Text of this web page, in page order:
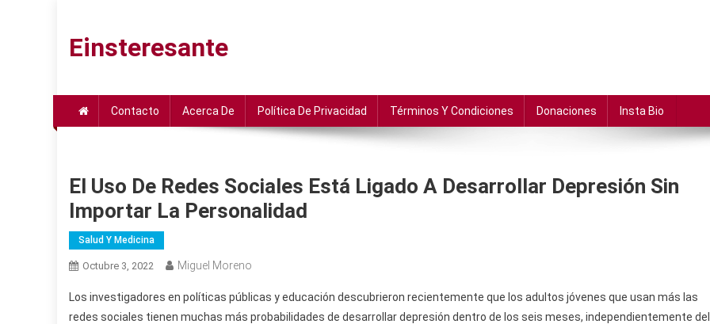
contenido
Einsteresante
Contacto Acerca De Política De Privacidad Términos Y Condiciones Donaciones Insta Bio
El Uso De Redes Sociales Está Ligado A Desarrollar Depresión Sin
Importar La Personalidad
Salud Y Medicina
Octubre 3, 2022 Miguel Moreno
Los investigadores en políticas públicas y educación descubrieron recientemente que los adultos jóvenes que usan más las
redes sociales tienen muchas más probabilidades de desarrollar depresión dentro de los seis meses, independientemente del